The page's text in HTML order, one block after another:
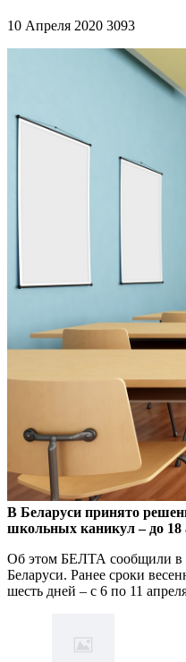
10 Апреля 2020 3093
В Беларуси принято
школьных каникул – до
Об этом БЕЛТА сообщили в
Беларуси. Ранее сроки
шесть дней – с 6 по 11